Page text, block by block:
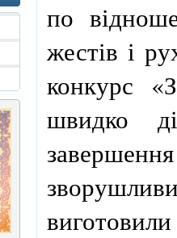
по
жестів і
конкурс
швидко
виготовили